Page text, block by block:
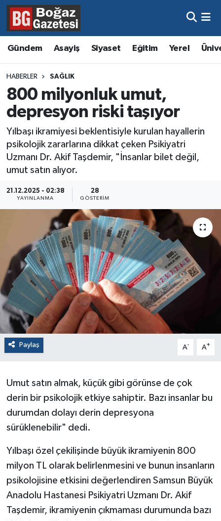
Gündem Asayiş Siyaset Eğitim Yerel
HABERLER SAĞLIK
800 milyonluk umut,
depresyon riski taşıyor
Yılbaşı ikramiyesi beklentisiyle kurulan hayallerin
psikolojik zararlarına dikkat çeken Psikiyatri
Uzmanı Dr. Akif Taşdemir, "İnsanlar bilet değil,
umut satın alıyor.
21.12.2025 - 02:38
YAYINLANMA
28
GÖSTERIM
Paylaş A- A+
Umut satın almak, küçük gibi görünse de çok
derin bir psikolojik etkiye sahiptir. Bazı insanlar bu
durumdan dolayı derin depresyona
sürüklenebilir" dedi.
Yılbaşı özel çekilişinde büyük ikramiyenin 800
milyon TL olarak belirlenmesini ve bunun insanların
psikolojisine etkisini değerlendiren Samsun Büyük
Anadolu Hastanesi Psikiyatri Uzmanı Dr. Akif
Taşdemir, ikramiyenin çıkmaması durumunda bazı
Asayiş
Eğitim
Ekonomi
Gündem
Kültür ve Sanat
Resmi İlanlar
Hava Durumu
Trafik Durumu
Süper Lig Puan Durumu ve Fikstür
Tüm Manşetler
Son Dakika Haberleri